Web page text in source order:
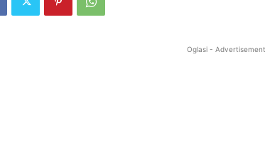
Oglasi - Advertisement